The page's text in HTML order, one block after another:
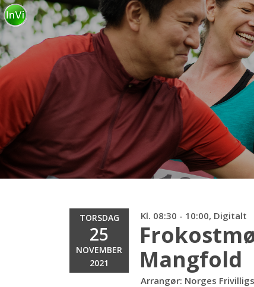
TORSDAG
25
NOVEMBER
2021
Kl. 08:30 - 10:00, Digitalt
Mangfold
Arrangør: Norges